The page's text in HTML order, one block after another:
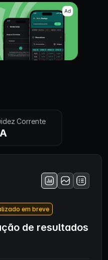
Corrente
em breve
de resultados